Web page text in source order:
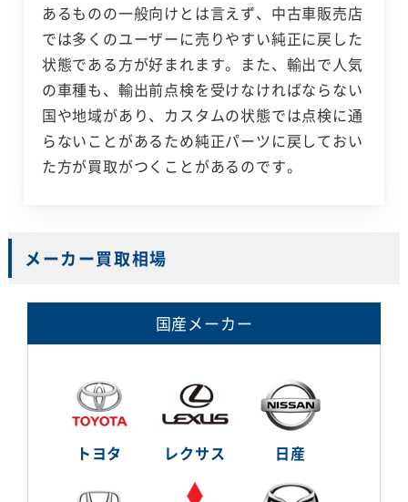
あるものの一般向けとは言えず、中古車販売店
では多くのユーザーに売りやすい純正に戻した
状態である方が好まれます。また、輸出で人気
の車種も、輸出前点検を受けなければならない
国や地域があり、カスタムの状態では点検に通
らないことがあるため純正パーツに戻しておい
た方が買取がつくことがあるのです。
メーカー買取相場
国産メーカー
トヨタ レクサス 日産